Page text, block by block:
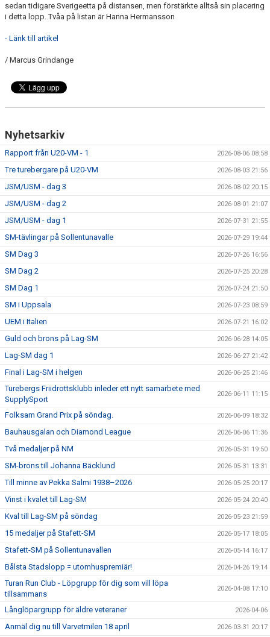
sedan tidigare Sverigeetta på distansen, men förstärkte alltså sin placering
i detta lopp. Tvåa på listan är Hanna Hermansson
- Länk till artikel
/ Marcus Grindange
Nyhetsarkiv
Rapport från U20-VM - 1 2026-08-06 08:58
Tre turebergare på U20-VM 2026-08-03 21:56
JSM/USM - dag 3 2026-08-02 20:15
JSM/USM - dag 2 2026-08-01 21:07
JSM/USM - dag 1 2026-07-31 21:55
SM-tävlingar på Sollentunavalle 2026-07-29 19:44
SM Dag 3 2026-07-26 16:56
SM Dag 2 2026-07-25 20:28
SM Dag 1 2026-07-24 21:50
SM i Uppsala 2026-07-23 08:59
UEM i Italien 2026-07-21 16:02
Guld och brons på Lag-SM 2026-06-28 14:05
Lag-SM dag 1 2026-06-27 21:42
Final i Lag-SM i helgen 2026-06-25 21:46
Turebergs Friidrottsklubb inleder ett nytt samarbete med
SupplySport
2026-06-11 11:15
Folksam Grand Prix på söndag. 2026-06-09 18:32
Bauhausgalan och Diamond League 2026-06-06 11:36
Två medaljer på NM 2026-05-31 19:50
SM-brons till Johanna Bäcklund 2026-05-31 13:31
Till minne av Pekka Salmi 1938–2026 2026-05-25 20:17
Vinst i kvalet till Lag-SM 2026-05-24 20:40
Kval till Lag-SM på söndag 2026-05-23 21:59
15 medaljer på Stafett-SM 2026-05-17 18:05
Stafett-SM på Sollentunavallen 2026-05-14 16:17
Bålsta Stadslopp = utomhuspremiär! 2026-04-26 19:14
Turan Run Club - Löpgrupp för dig som vill löpa
tillsammans
2026-04-08 17:10
Långlöpargrupp för äldre veteraner 2026-04-06
Anmäl dig nu till Varvetmilen 18 april 2026-03-31 20:17